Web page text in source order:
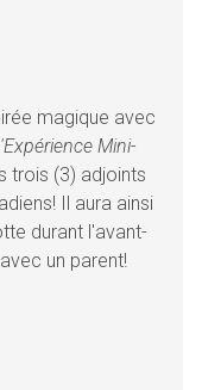
magique avec
Mini-
trois (3) adjoints
Il aura ainsi
durant l'avant-
un parent!